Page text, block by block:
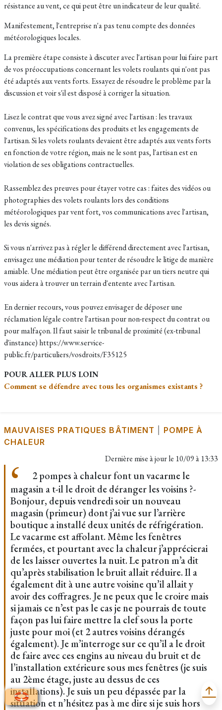
résistance au vent, ce qui peut être un indicateur de leur qualité.
Manifestement, l'entreprise n'a pas tenu compte des données
météorologiques locales.
La première étape consiste à discuter avec l'artisan pour lui faire part
de vos préoccupations concernant les volets roulants qui n'ont pas
été adaptés aux vents forts. Essayez de résoudre le problème par la
discussion et voir s'il est disposé à corriger la situation.
Lisez le contrat que vous avez signé avec l'artisan : les travaux
convenus, les spécifications des produits et les engagements de
l'artisan. Si les volets roulants devaient être adaptés aux vents forts
en fonction de votre région, mais ne le sont pas, l'artisan est en
violation de ses obligations contractuelles.
Rassemblez des preuves pour étayer votre cas : faites des vidéos ou
photographies des volets roulants lors des conditions
météorologiques par vent fort, vos communications avec l'artisan,
les devis signés.
Si vous n'arrivez pas à régler le différend directement avec l'artisan,
envisagez une médiation pour tenter de résoudre le litige de manière
amiable. Une médiation peut être organisée par un tiers neutre qui
vous aidera à trouver un terrain d'entente avec l'artisan.
En dernier recours, vous pouvez envisager de déposer une
réclamation légale contre l'artisan pour non-respect du contrat ou
pour malfaçon. Il faut saisir le tribunal de proximité (ex-tribunal
d'instance) https://www.service-
public.fr/particuliers/vosdroits/F35125
POUR ALLER PLUS LOIN
Comment se défendre avec tous les organismes existants ?
MAUVAISES PRATIQUES BÂTIMENT
POMPE À
CHALEUR
Dernière mise à jour le 10/09 à 13:33
2 pompes à chaleur font un vacarme le
magasin a t-il le droit de déranger les voisins ?-
Bonjour, depuis vendredi soir un nouveau
magasin (primeur) dont j’ai vue sur l’arrière
boutique a installé deux unités de réfrigération.
Le vacarme est affolant. Même les fenêtres
fermées, et pourtant avec la chaleur j’apprécierai
de les laisser ouvertes la nuit. Le patron m’a dit
qu’après stabilisation le bruit allait réduire. Il a
également dit à une autre voisine qu’il allait y
avoir des coffragres. Je ne peux que le croire mais
si jamais ce n’est pas le cas je ne pourrais de toute
façon pas lui faire mettre la clef sous la porte
juste pour moi (et 2 autres voisins dérangés
également). Je m’interroge sur ce qu’il a le droit
de faire avec ces engins au niveau du bruit et de
l’installation extérieure sous mes fenêtres (je suis
au 2ème étage, juste au dessus de ces
installations). Je suis un peu dépassée par la
situation et n’hésitez pas à me dire si je suis hors